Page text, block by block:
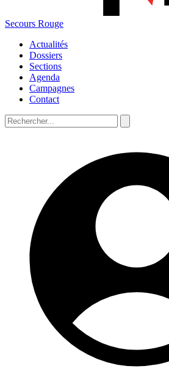
Secours Rouge
Actualités
Dossiers
Sections
Agenda
Campagnes
Contact